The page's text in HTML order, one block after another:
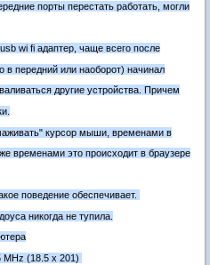
порты перестать работать, могли
wi fi адаптер, чаще всего после
в передний или наоборот) начинал
другие устройства. Причем
курсор мыши, временами в
временами это происходит в браузере
поведение обеспечивает.
никогда не тупила.
(18.5 x 201)